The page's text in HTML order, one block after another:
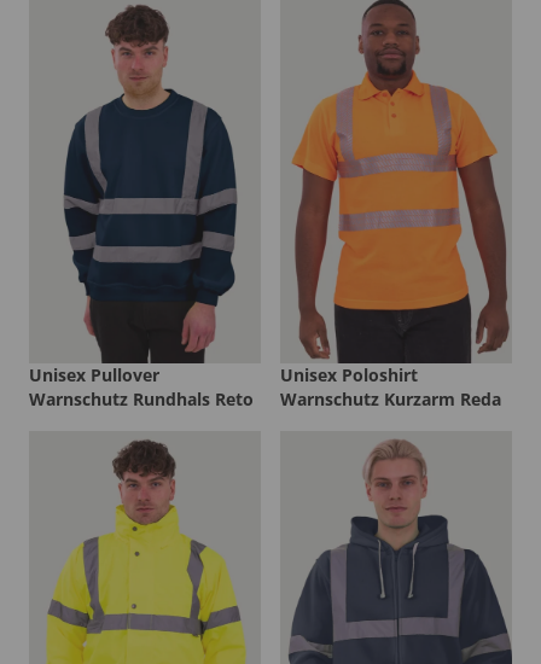
Unisex Pullover
Warnschutz Rundhals Reto
Unisex Poloshirt
Warnschutz Kurzarm Reda